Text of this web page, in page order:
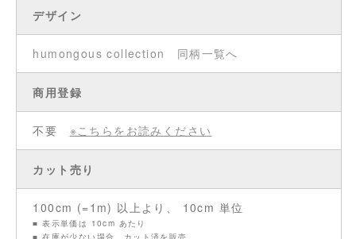
デザイン
humongous collection 同柄一覧へ
商用登録
不要 ※こちらをお読みください
カット売り
100cm (=1m) 以上より、 10cm 単位
■ 表示単価は 10cm あたり
■ 在庫が少ない場合、カット済を販売